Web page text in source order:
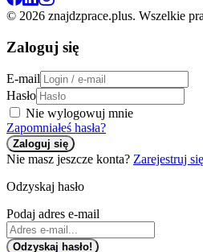
© 2026 znajdzprace.plus. Wszelkie
Zaloguj się
E-mail
Hasło
Nie wylogowuj mnie
Zapomniałeś hasła?
Nie masz jeszcze konta? Zarejestruj się
Odzyskaj hasło
Podaj adres e-mail